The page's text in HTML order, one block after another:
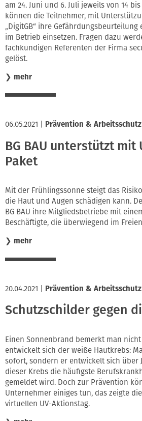
am 24. Juni und 6. Juli jeweils von 14
können die Teilnehmer, mit
„DigitGB“ ihre
im Betrieb einsetzen. Fragen dazu
fachkundigen Referenten der Firma
gelöst.
❯ mehr
06.05.2021 Prävention & Arbeitsschutz
BG BAU unterstützt mit
Paket
Mit der Frühlingssonne steigt das
die Haut und Augen schädigen kann.
BG BAU ihre Mitgliedsbetriebe mit
Beschäftigte, die überwiegend im
❯ mehr
20.04.2021 Prävention & Arbeitsschutz
Schutzschilder gegen
Einen Sonnenbrand bemerkt man
entwickelt sich der weiße Hautkrebs:
sofort, sondern er entwickelt sich über
dieser Krebs die häufigste
gemeldet wird. Doch zur Prävention
Unternehmer einiges tun, das zeigte
virtuellen UV-Aktionstag.